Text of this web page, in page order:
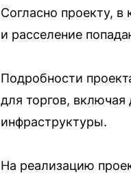
Согласно проекту,
и расселение
Подробности
для торгов, включая
инфраструктуры.
На реализацию